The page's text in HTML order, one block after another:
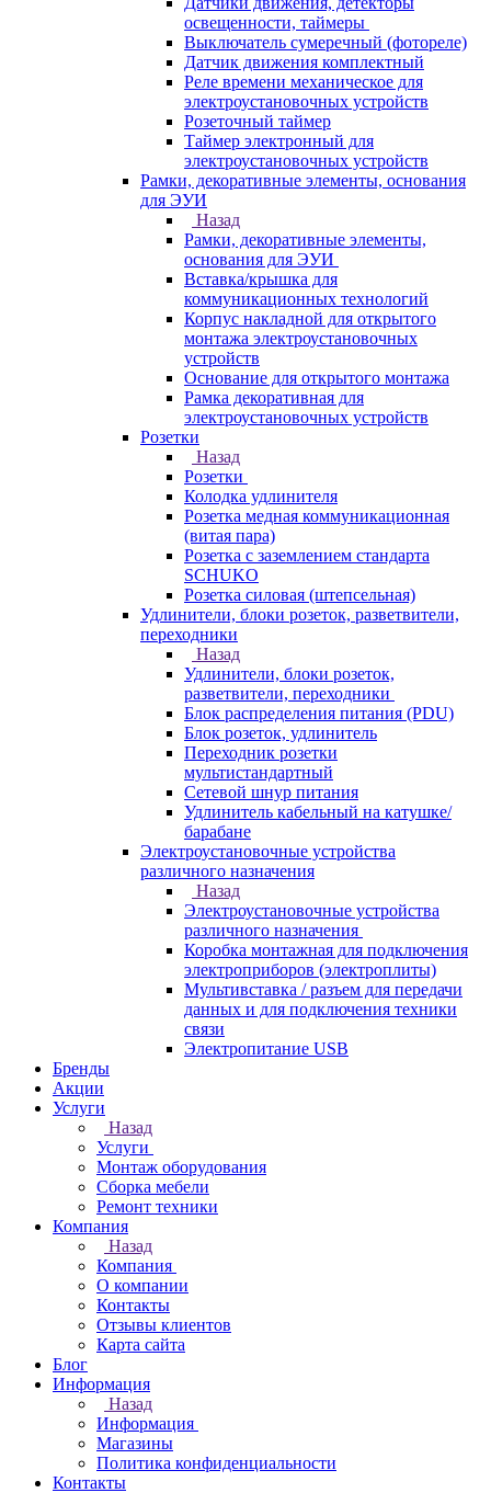
освещенности, таймеры
Выключатель сумеречный (фотореле)
Датчик движения комплектный
Реле времени механическое для
электроустановочных устройств
Розеточный таймер
Таймер электронный для
электроустановочных устройств
Рамки, декоративные элементы, основания
для ЭУИ
Назад
Рамки, декоративные элементы,
основания для ЭУИ
Вставка/крышка для
коммуникационных технологий
Корпус накладной для открытого
монтажа электроустановочных
устройств
Основание для открытого монтажа
Рамка декоративная для
электроустановочных устройств
Розетки
Назад
Розетки
Колодка удлинителя
Розетка медная коммуникационная
(витая пара)
Розетка с заземлением стандарта
SCHUKO
Розетка силовая (штепсельная)
Удлинители, блоки розеток, разветвители,
переходники
Назад
Удлинители, блоки розеток,
разветвители, переходники
Блок распределения питания (PDU)
Блок розеток, удлинитель
Переходник розетки
мультистандартный
Сетевой шнур питания
Удлинитель кабельный на катушке/
барабане
Электроустановочные устройства
различного назначения
Назад
Электроустановочные устройства
различного назначения
Коробка монтажная для подключения
электроприборов (электроплиты)
Мультивставка / разъем для передачи
данных и для подключения техники
связи
Электропитание USB
Бренды
Акции
Услуги
Назад
Услуги
Монтаж оборудования
Сборка мебели
Ремонт техники
Компания
Назад
Компания
О компании
Контакты
Отзывы клиентов
Карта сайта
Блог
Информация
Назад
Информация
Магазины
Политика конфиденциальности
Контакты